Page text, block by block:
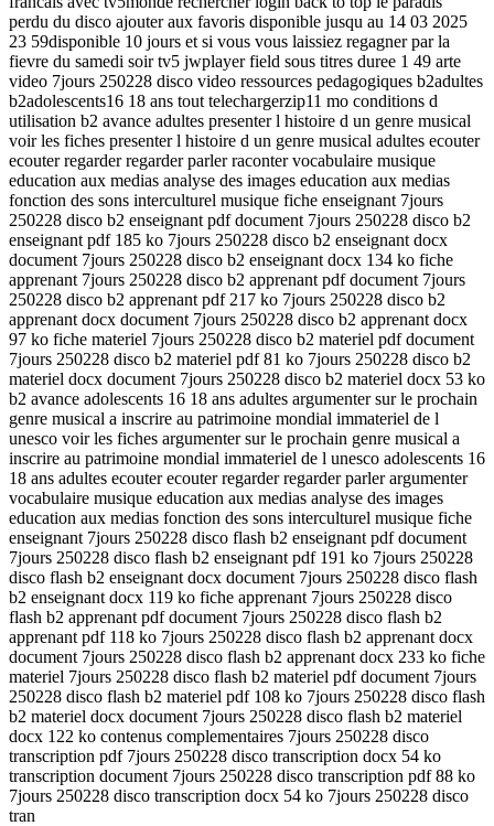
perdu du disco ajouter aux favoris disponible jusqu au 14 03 2025
23 59disponible 10 jours et si vous vous laissiez regagner par la
fievre du samedi soir tv5 jwplayer field sous titres duree 1 49 arte
video 7jours 250228 disco video ressources pedagogiques b2adultes
b2adolescents16 18 ans tout telechargerzip11 mo conditions d
utilisation b2 avance adultes presenter l histoire d un genre musical
voir les fiches presenter l histoire d un genre musical adultes ecouter
ecouter regarder regarder parler raconter vocabulaire musique
education aux medias analyse des images education aux medias
fonction des sons interculturel musique fiche enseignant 7jours
250228 disco b2 enseignant pdf document 7jours 250228 disco b2
enseignant pdf 185 ko 7jours 250228 disco b2 enseignant docx
document 7jours 250228 disco b2 enseignant docx 134 ko fiche
apprenant 7jours 250228 disco b2 apprenant pdf document 7jours
250228 disco b2 apprenant pdf 217 ko 7jours 250228 disco b2
apprenant docx document 7jours 250228 disco b2 apprenant docx
97 ko fiche materiel 7jours 250228 disco b2 materiel pdf document
7jours 250228 disco b2 materiel pdf 81 ko 7jours 250228 disco b2
materiel docx document 7jours 250228 disco b2 materiel docx 53 ko
b2 avance adolescents 16 18 ans adultes argumenter sur le prochain
genre musical a inscrire au patrimoine mondial immateriel de l
unesco voir les fiches argumenter sur le prochain genre musical a
inscrire au patrimoine mondial immateriel de l unesco adolescents 16
18 ans adultes ecouter ecouter regarder regarder parler argumenter
vocabulaire musique education aux medias analyse des images
education aux medias fonction des sons interculturel musique fiche
enseignant 7jours 250228 disco flash b2 enseignant pdf document
7jours 250228 disco flash b2 enseignant pdf 191 ko 7jours 250228
disco flash b2 enseignant docx document 7jours 250228 disco flash
b2 enseignant docx 119 ko fiche apprenant 7jours 250228 disco
flash b2 apprenant pdf document 7jours 250228 disco flash b2
apprenant pdf 118 ko 7jours 250228 disco flash b2 apprenant docx
document 7jours 250228 disco flash b2 apprenant docx 233 ko fiche
materiel 7jours 250228 disco flash b2 materiel pdf document 7jours
250228 disco flash b2 materiel pdf 108 ko 7jours 250228 disco flash
b2 materiel docx document 7jours 250228 disco flash b2 materiel
docx 122 ko contenus complementaires 7jours 250228 disco
transcription pdf 7jours 250228 disco transcription docx 54 ko
transcription document 7jours 250228 disco transcription pdf 88 ko
7jours 250228 disco transcription docx 54 ko 7jours 250228 disco
tran